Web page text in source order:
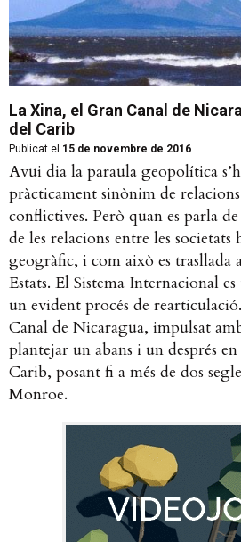
La Xina, el Gran Canal de
del Carib
Publicat el 15 de novembre de 2016
Avui dia la paraula geopolítica
pràcticament sinònim de
conflictives. Però quan es parla
de les relacions entre les societats
geogràfic, i com això es trasllada
Estats. El Sistema Internacional
un evident procés de
Canal de Nicaragua, impulsat
plantejar un abans i un després
Carib, posant fi a més de dos
Monroe.